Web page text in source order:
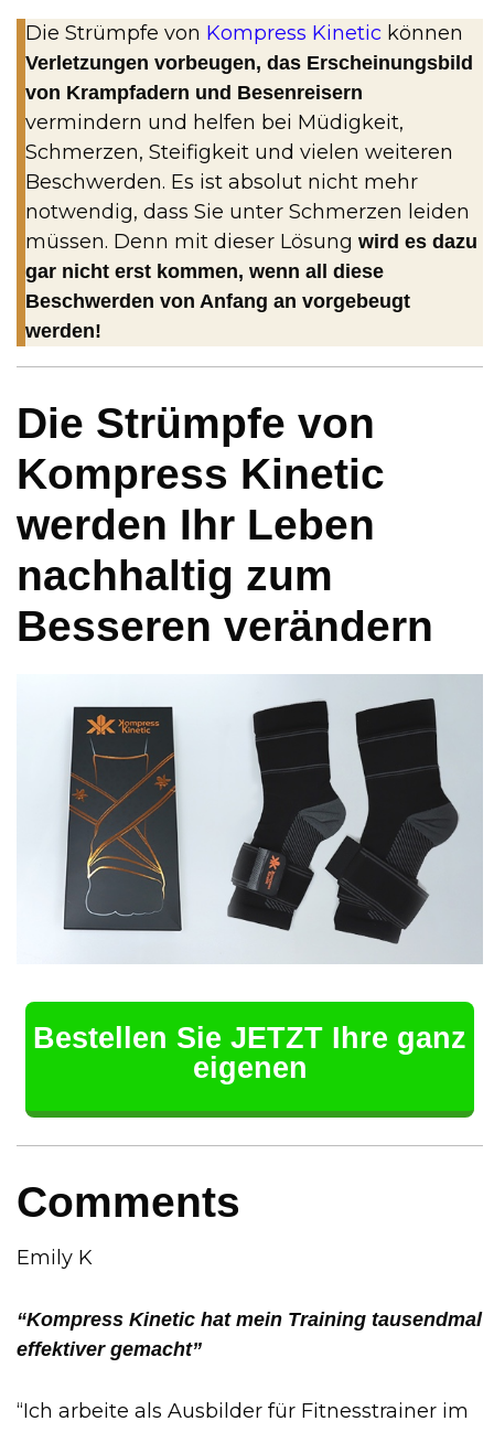
Die Strümpfe von Kompress Kinetic können
Verletzungen vorbeugen, das Erscheinungsbild
von Krampfadern und Besenreisern
vermindern und helfen bei Müdigkeit,
Schmerzen, Steifigkeit und vielen weiteren
Beschwerden. Es ist absolut nicht mehr
notwendig, dass Sie unter Schmerzen leiden
müssen. Denn mit dieser Lösung wird es dazu
gar nicht erst kommen, wenn all diese
Beschwerden von Anfang an vorgebeugt
werden!
Die Strümpfe von
Kompress Kinetic
werden Ihr Leben
nachhaltig zum
Besseren verändern
Bestellen Sie JETZT Ihre ganz
eigenen
Comments
Emily K
“Kompress Kinetic hat mein Training tausendmal
effektiver gemacht”
“Ich arbeite als Ausbilder für Fitnesstrainer im